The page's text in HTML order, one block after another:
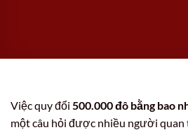
Việc quy đổi 500.000 đô bằng bao
một câu hỏi được nhiều người quan